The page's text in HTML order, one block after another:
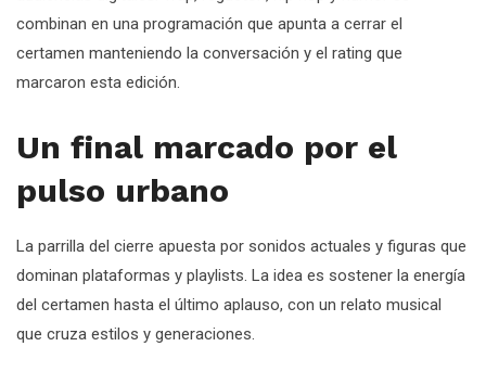
combinan en una programación que apunta a cerrar el
certamen manteniendo la conversación y el rating que
marcaron esta edición.
Un final marcado por el
pulso urbano
La parrilla del cierre apuesta por sonidos actuales y figuras que
dominan plataformas y playlists. La idea es sostener la energía
del certamen hasta el último aplauso, con un relato musical
que cruza estilos y generaciones.